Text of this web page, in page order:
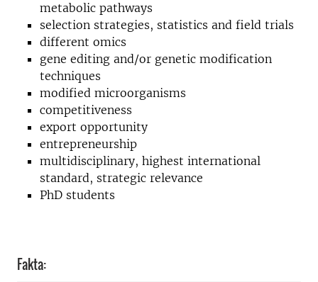
metabolic pathways
selection strategies, statistics and field trials
different omics
gene editing and/or genetic modification
techniques
modified microorganisms
competitiveness
export opportunity
entrepreneurship
multidisciplinary, highest international
standard, strategic relevance
PhD students
Fakta: